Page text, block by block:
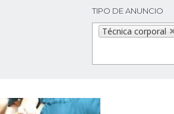
TIPO DE ANUNCIO
Técnica corporal